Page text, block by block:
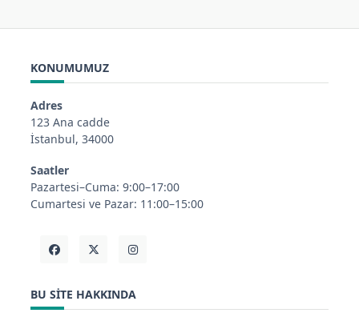
KONUMUMUZ
Adres
123 Ana cadde
İstanbul, 34000
Saatler
Pazartesi–Cuma: 9:00–17:00
Cumartesi ve Pazar: 11:00–15:00
BU SITE HAKKINDA